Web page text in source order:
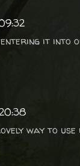
it into
way to use